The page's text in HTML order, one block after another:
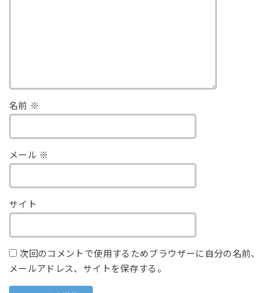
名前 ※
メール ※
サイト
次回のコメントで使用するためブラウザーに自分の名前、
メールアドレス、サイトを保存する。